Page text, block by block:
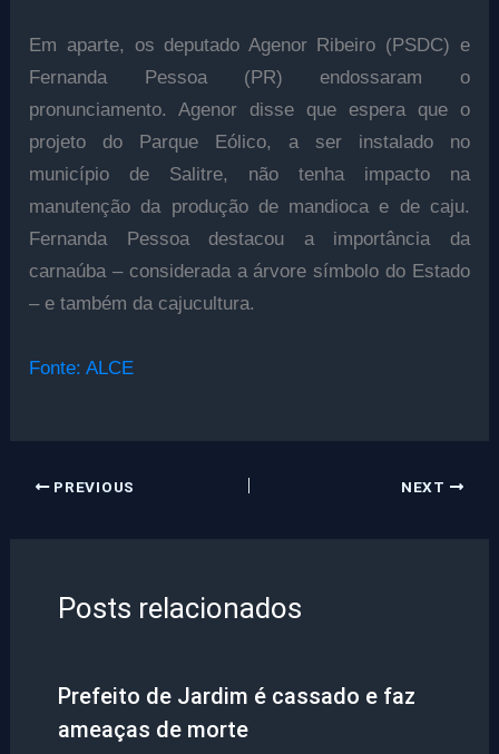
Em aparte, os deputado Agenor Ribeiro (PSDC) e
Fernanda Pessoa (PR) endossaram o
pronunciamento. Agenor disse que espera que o
projeto do Parque Eólico, a ser instalado no
município de Salitre, não tenha impacto na
manutenção da produção de mandioca e de caju.
Fernanda Pessoa destacou a importância da
carnaúba – considerada a árvore símbolo do Estado
– e também da cajucultura.
Fonte: ALCE
PREVIOUS NEXT
Posts relacionados
Prefeito de Jardim é cassado e faz
ameaças de morte